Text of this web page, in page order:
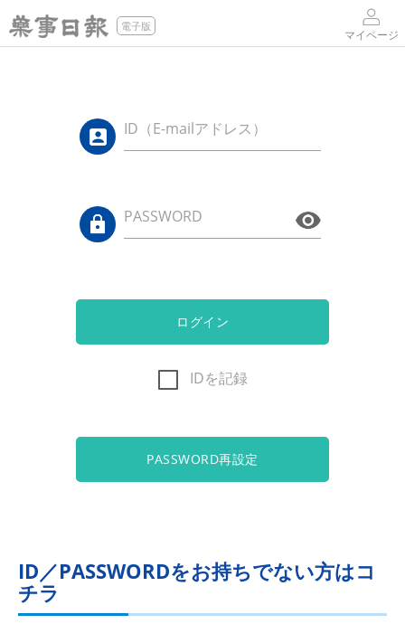
電子版
マイページ
ID（E-mailアドレス）
PASSWORD
ログイン
IDを記録
PASSWORD再設定
ID／PASSWORDをお持ちでない方はコ
チラ